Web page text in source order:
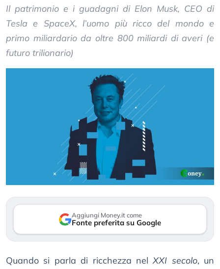
Il patrimonio e i guadagni di Elon Musk, CEO di
Tesla e SpaceX, l’uomo più ricco del mondo e
primo miliardario da oltre 800 miliardi di averi (e
futuro trilionario)
Aggiungi Money.it come
Fonte preferita su Google
Quando si parla di ricchezza nelXXI secolo, un